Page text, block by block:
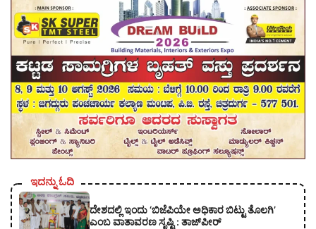
ಇದನ್ನು ಓದಿ
ದೇಶದಲ್ಲಿ ಇಂದು ‘ಬಿಜೆಪಿಯೇ ಅಧಿಕಾರ ಬಿಟ್ಟು ತೊಲಗಿ’
ಎಂಬ ವಾತಾವರಣ ಸೃಷ್ಟಿ : ತಾಜ್‌ಪೀರ್